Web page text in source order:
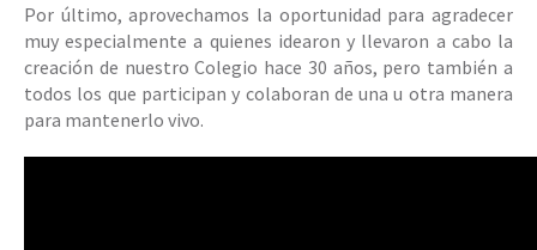
Por último, aprovechamos la oportunidad para agradecer
muy especialmente a quienes idearon y llevaron a cabo la
creación de nuestro Colegio hace 30 años, pero también a
todos los que participan y colaboran de una u otra manera
para mantenerlo vivo.